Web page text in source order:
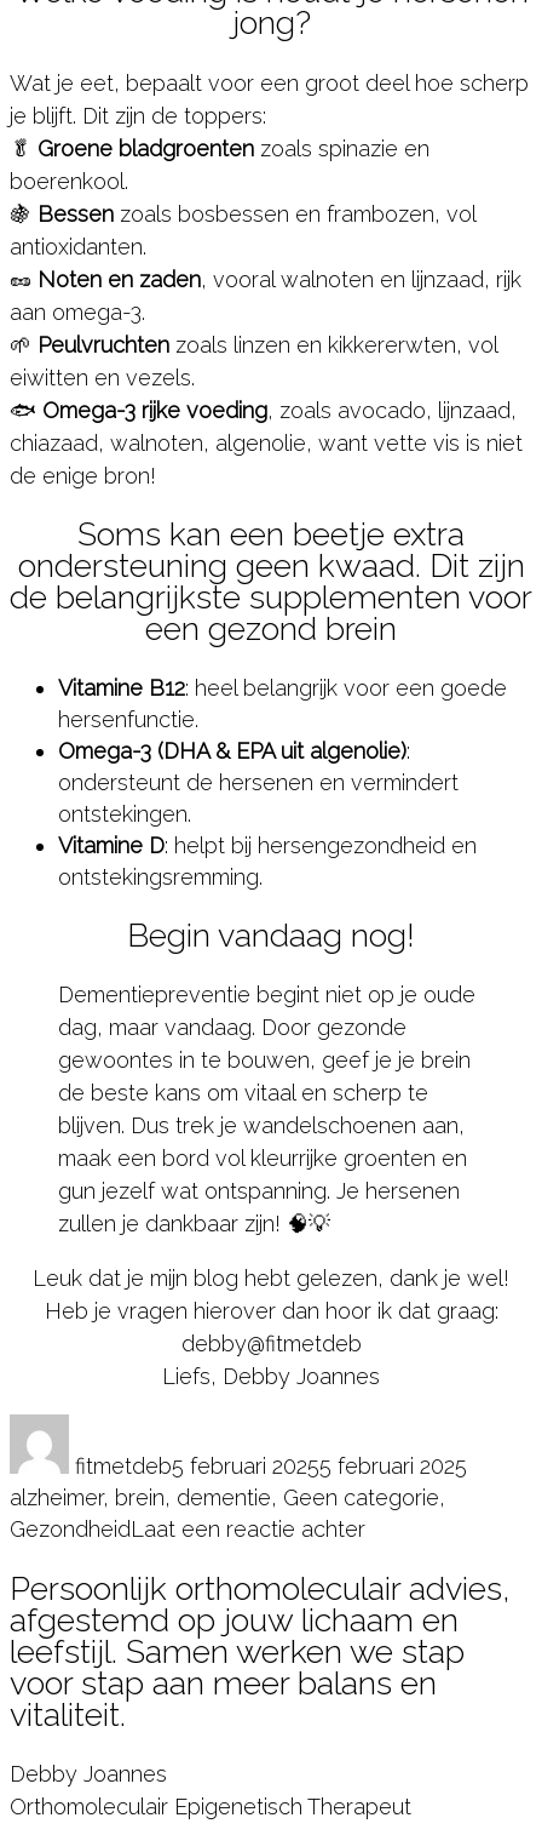
jong?
Wat je eet, bepaalt voor een groot deel hoe scherp
je blijft. Dit zijn de toppers:
🥬 Groene bladgroenten zoals spinazie en
boerenkool.
🍇 Bessen zoals bosbessen en frambozen, vol
antioxidanten.
🥜 Noten en zaden, vooral walnoten en lijnzaad, rijk
aan omega-3.
🌱 Peulvruchten zoals linzen en kikkererwten, vol
eiwitten en vezels.
🐟 Omega-3 rijke voeding, zoals avocado, lijnzaad,
chiazaad, walnoten, algenolie, want vette vis is niet
de enige bron!
Soms kan een beetje extra
ondersteuning geen kwaad. Dit zijn
de belangrijkste supplementen voor
een gezond brein
Vitamine B12: heel belangrijk voor een goede
hersenfunctie.
Omega-3 (DHA & EPA uit algenolie):
ondersteunt de hersenen en vermindert
ontstekingen.
Vitamine D: helpt bij hersengezondheid en
ontstekingsremming.
Begin vandaag nog!
Dementiepreventie begint niet op je oude
dag, maar vandaag. Door gezonde
gewoontes in te bouwen, geef je je brein
de beste kans om vitaal en scherp te
blijven. Dus trek je wandelschoenen aan,
maak een bord vol kleurrijke groenten en
gun jezelf wat ontspanning. Je hersenen
zullen je dankbaar zijn! 🧠💡
Leuk dat je mijn blog hebt gelezen, dank je wel!
Heb je vragen hierover dan hoor ik dat graag:
debby@fitmetdeb
Liefs, Debby Joannes
fitmetdebop
5 februari 20255 februari 2025
alzheimer, brein, dementie, Geen categorie,
GezondheidLaat een reactie achterop
brein
op
zijn
best,
al
Persoonlijk orthomoleculair advies,
afgestemd op jouw lichaam en
leefstijl. Samen werken we stap
voor stap aan meer balans en
vitaliteit.
Debby Joannes
Orthomoleculair Epigenetisch Therapeut